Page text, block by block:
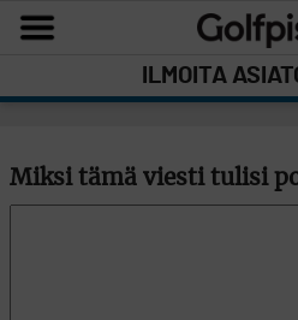
ILMOITA
Miksi tämä viesti tulisi